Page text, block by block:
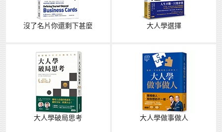
沒了名片你還剩下甚麼 大人學選擇
大人學破局思考 大人學做事做人